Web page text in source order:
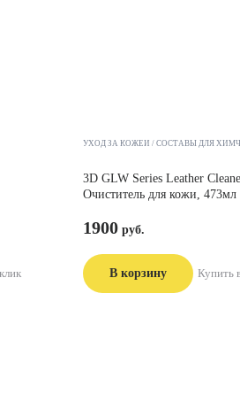
УХОД ЗА КОЖЕЙ СОСТАВЫ ДЛЯ
3D GLW Series Leather
Очиститель для кожи, 473мл
1900
В корзину Купить